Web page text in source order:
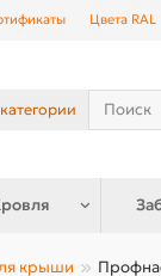
Цвета RAL
крыши